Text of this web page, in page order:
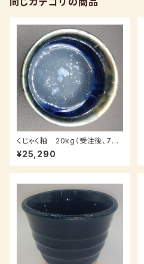
くじゃく釉 20kg（受注後、7～1
4日後発送）
¥25,290